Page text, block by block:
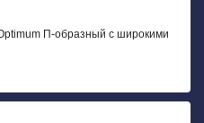
П-образный с широкими